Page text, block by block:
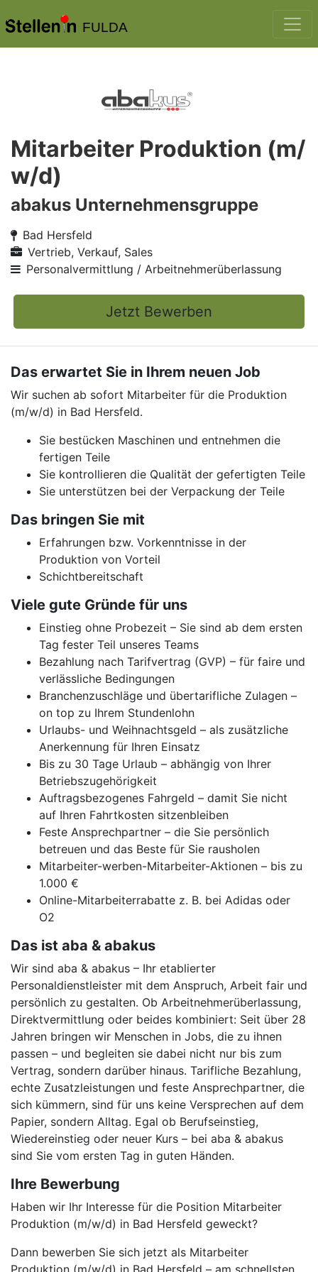
FULDA
Mitarbeiter Produktion (m/
w/d)
abakus Unternehmensgruppe
Bad Hersfeld
Vertrieb, Verkauf, Sales
Personalvermittlung / Arbeitnehmerüberlassung
Jetzt Bewerben
Das erwartet Sie in Ihrem neuen Job
Wir suchen ab sofort Mitarbeiter für die Produktion
(m/w/d) in Bad Hersfeld.
Sie bestücken Maschinen und entnehmen die
fertigen Teile
Sie kontrollieren die Qualität der gefertigten Teile
Sie unterstützen bei der Verpackung der Teile
Das bringen Sie mit
Erfahrungen bzw. Vorkenntnisse in der
Produktion von Vorteil
Schichtbereitschaft
Viele gute Gründe für uns
Einstieg ohne Probezeit – Sie sind ab dem ersten
Tag fester Teil unseres Teams
Bezahlung nach Tarifvertrag (GVP) – für faire und
verlässliche Bedingungen
Branchenzuschläge und übertarifliche Zulagen –
on top zu Ihrem Stundenlohn
Urlaubs- und Weihnachtsgeld – als zusätzliche
Anerkennung für Ihren Einsatz
Bis zu 30 Tage Urlaub – abhängig von Ihrer
Betriebszugehörigkeit
Auftragsbezogenes Fahrgeld – damit Sie nicht
auf Ihren Fahrtkosten sitzenbleiben
Feste Ansprechpartner – die Sie persönlich
betreuen und das Beste für Sie rausholen
Mitarbeiter-werben-Mitarbeiter-Aktionen – bis zu
1.000 €
Online-Mitarbeiterrabatte z. B. bei Adidas oder
O2
Das ist aba & abakus
Wir sind aba & abakus – Ihr etablierter
Personaldienstleister mit dem Anspruch, Arbeit fair und
persönlich zu gestalten. Ob Arbeitnehmerüberlassung,
Direktvermittlung oder beides kombiniert: Seit über 28
Jahren bringen wir Menschen in Jobs, die zu ihnen
passen – und begleiten sie dabei nicht nur bis zum
Vertrag, sondern darüber hinaus. Tarifliche Bezahlung,
echte Zusatzleistungen und feste Ansprechpartner, die
sich kümmern, sind für uns keine Versprechen auf dem
Papier, sondern Alltag. Egal ob Berufseinstieg,
Wiedereinstieg oder neuer Kurs – bei aba & abakus
sind Sie vom ersten Tag in guten Händen.
Ihre Bewerbung
Haben wir Ihr Interesse für die Position Mitarbeiter
Produktion (m/w/d) in Bad Hersfeld geweckt?
Dann bewerben Sie sich jetzt als Mitarbeiter
Produktion (m/w/d) in Bad Hersfeld – am schnellsten